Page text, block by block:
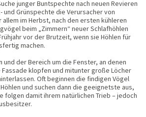
junger Buntspechte nach neuen Revieren
und Grünspechte die Verursacher von
allem im Herbst, nach den ersten kühleren
beim „Zimmern“ neuer Schlafhöhlen
vor der Brutzeit, wenn sie Höhlen für
machen.
und der Bereich um die Fenster, an denen
klopfen und mitunter große Löcher
Oft beginnen die findigen Vögel
und suchen dann die geeignetste aus,
folgen damit ihrem natürlichen Trieb – jedoch